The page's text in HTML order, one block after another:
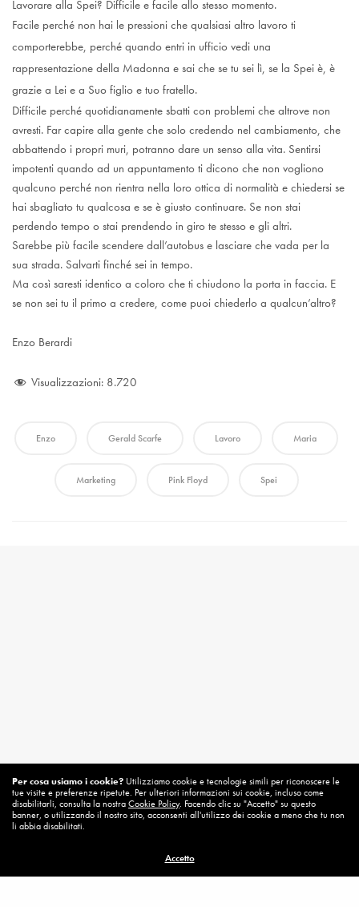
Lavorare alla Spei? Difficile e facile allo stesso momento.
Facile perché non hai le pressioni che qualsiasi altro lavoro ti
comporterebbe, perché quando entri in ufficio vedi una
rappresentazione della Madonna e sai che se tu sei lì, se la Spei è, è
grazie a Lei e a Suo figlio e tuo fratello.
Difficile perché quotidianamente sbatti con problemi che altrove non
avresti. Far capire alla gente che solo credendo nel cambiamento, che
abbattendo i propri muri, potranno dare un senso alla vita. Sentirsi
impotenti quando ad un appuntamento ti dicono che non vogliono
qualcuno perché non rientra nella loro ottica di normalità e chiedersi se
hai sbagliato tu qualcosa e se è giusto continuare. Se non stai
perdendo tempo o stai prendendo in giro te stesso e gli altri.
Sarebbe più facile scendere dall’autobus e lasciare che vada per la
sua strada. Salvarti finché sei in tempo.
Ma così saresti identico a coloro che ti chiudono la porta in faccia. E
se non sei tu il primo a credere, come puoi chiederlo a qualcun’altro?
Enzo Berardi
Visualizzazioni: 8.720
Enzo Gerald Scarfe Lavoro Maria
Marketing Pink Floyd Spei
Related News
Per cosa usiamo i cookie? Utilizziamo cookie e tecnologie simili per riconoscere le
tue visite e preferenze ripetute. Per ulteriori informazioni sui cookie, incluso come
disabilitarli, consulta la nostraCookie Policy. Facendo clic su "Accetto" su questo
banner, o utilizzando il nostro sito, acconsenti all'utilizzo dei cookie a meno che tu non
li abbia disabilitati.
Accetto